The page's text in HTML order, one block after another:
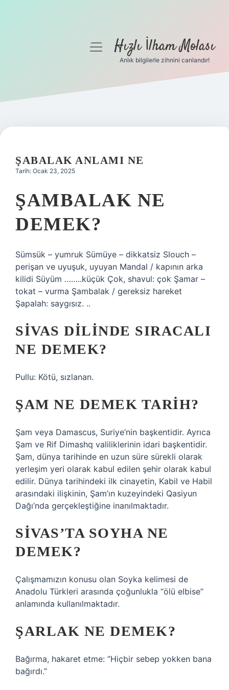
Gizlilik Politikası
Yasal Uyarı
menüyüHızlı İlham Molası
Anlık bilgilerle zihnini canlandır!
ŞABALAK ANLAMI NE
Tarih: Ocak 23, 2025
ŞAMBALAK NE
DEMEK?
Sümsük – yumruk Sümüye – dikkatsiz Slouch –
perişan ve uyuşuk, uyuyan Mandal / kapının arka
kilidi Süyüm ……..küçük Çok, shavul: çok Şamar –
tokat – vurma Şambalak / gereksiz hareket
Şapalah: saygısız. ..
SIVAS DILINDE SIRACALI
NE DEMEK?
Pullu: Kötü, sızlanan.
ŞAM NE DEMEK TARIH?
Şam veya Damascus, Suriye’nin başkentidir. Ayrıca
Şam ve Rif Dimashq valiliklerinin idari başkentidir.
Şam, dünya tarihinde en uzun süre sürekli olarak
yerleşim yeri olarak kabul edilen şehir olarak kabul
edilir. Dünya tarihindeki ilk cinayetin, Kabil ve Habil
arasındaki ilişkinin, Şam’ın kuzeyindeki Qasiyun
Dağı’nda gerçekleştiğine inanılmaktadır.
SIVAS’TA SOYHA NE
DEMEK?
Çalışmamızın konusu olan Soyka kelimesi de
Anadolu Türkleri arasında çoğunlukla “ölü elbise”
anlamında kullanılmaktadır.
ŞARLAK NE DEMEK?
Bağırma, hakaret etme: “Hiçbir sebep yokken bana
bağırdı.”